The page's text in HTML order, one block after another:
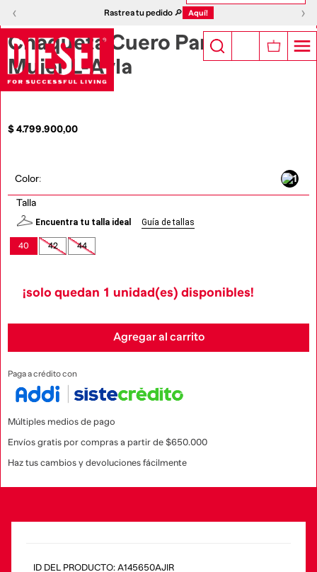
‹ Rastrea tu pedido 🔎 Aquí! ›
‹ ›
Chaqueta Cuero Para
Mujer L-Ayla
$4.799.900,00
Color:
Talla
Encuentra tu talla ideal Guía de tallas
40 42 44
¡solo quedan 1 unidad(es) disponibles!
Agregar al carrito
Paga a crédito con
Múltiples medios de pago
Envíos gratis por compras a partir de $650.000
Haz tus cambios y devoluciones fácilmente
: A145650AJIR